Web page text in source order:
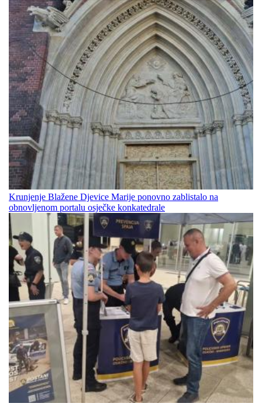
Krunjenje Blažene Djevice Marije ponovno zablistalo na
obnovljenom portalu osječke konkatedrale